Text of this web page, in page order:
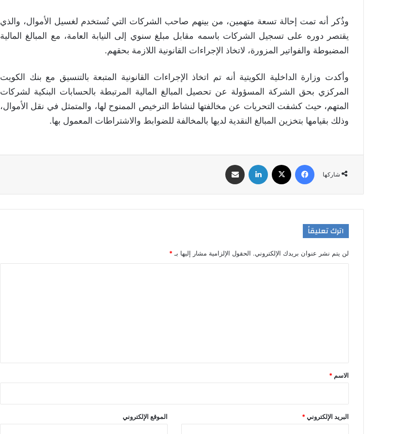
‏وذُكر أنه تمت إحالة تسعة متهمين، من بينهم صاحب الشركات التي تُستخدم لغسيل الأموال، والذي
يقتصر دوره على تسجيل الشركات باسمه مقابل مبلغ سنوي إلى النيابة العامة، مع المبالغ المالية
المضبوطة والفواتير المزورة، لاتخاذ الإجراءات القانونية اللازمة بحقهم.
‏وأكدت وزارة الداخلية الكويتية أنه تم اتخاذ الإجراءات القانونية المتبعة بالتنسيق مع بنك الكويت
المركزي بحق الشركة المسؤولة عن تحصيل المبالغ المالية المرتبطة بالحسابات البنكية لشركات
المتهم، حيث كشفت التحريات عن مخالفتها لنشاط الترخيص الممنوح لها، والمتمثل في نقل الأموال،
وذلك بقيامها بتخزين المبالغ النقدية لديها بالمخالفة للضوابط والاشتراطات المعمول بها.
شاركها
اترك تعليقاً
لن يتم نشر عنوان بريدك الإلكتروني. الحقول الإلزامية مشار إليها بـ *
*
الاسم *
البريد الإلكتروني* الموقع الإلكتروني